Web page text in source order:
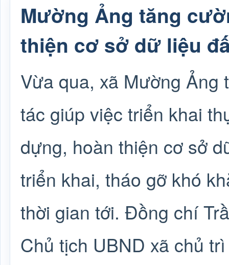
Mường Ảng tăng
thiện cơ sở dữ liệu
Vừa qua, xã Mường Ảng
tác giúp việc triển khai
dựng, hoàn thiện cơ sở
triển khai, tháo gỡ khó
thời gian tới. Đồng chí
Chủ tịch UBND xã chủ